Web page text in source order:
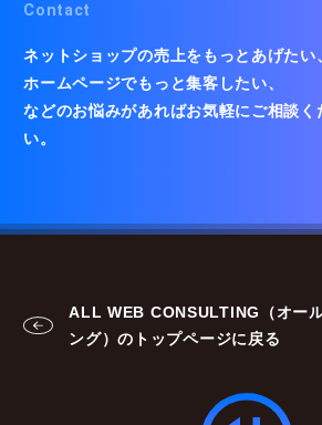
Contact
ネットショップの売上をもっとあげたい
ホームページでもっと集客したい、
などのお悩みがあればお気軽にご相談く
い。
ALL WEB CONSULTING（オー
ング）のトップページに戻る